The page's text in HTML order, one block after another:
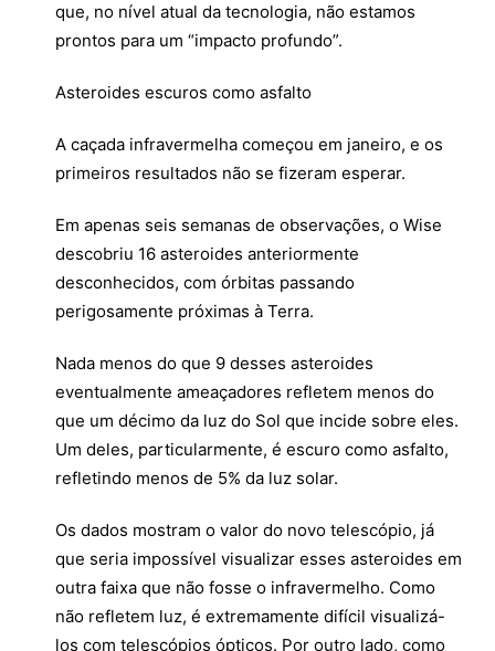
que, no nível atual da tecnologia, não estamos
prontos para um “impacto profundo”.
Asteroides escuros como asfalto
A caçada infravermelha começou em janeiro, e os
primeiros resultados não se fizeram esperar.
Em apenas seis semanas de observações, o Wise
descobriu 16 asteroides anteriormente
desconhecidos, com órbitas passando
perigosamente próximas à Terra.
Nada menos do que 9 desses asteroides
eventualmente ameaçadores refletem menos do
que um décimo da luz do Sol que incide sobre eles.
Um deles, particularmente, é escuro como asfalto,
refletindo menos de 5% da luz solar.
Os dados mostram o valor do novo telescópio, já
que seria impossível visualizar esses asteroides em
outra faixa que não fosse o infravermelho. Como
não refletem luz, é extremamente difícil visualizá-
los com telescópios ópticos. Por outro lado, como